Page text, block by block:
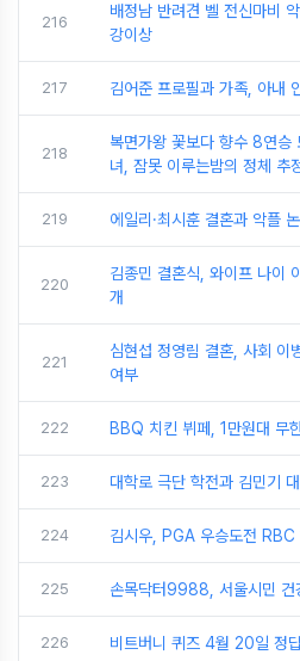
216
배정남 반려견 벨 전신마비
강이상
217 김어준 프로필과 가족, 아내
218
복면가왕 꽃보다 향수 8연승
녀, 잠못 이루는밤의 정체 추
219 에일리·최시훈 결혼과 악플
220
김종민 결혼식, 와이프 나이
개
221
심현섭 정영림 결혼, 사회 이
여부
222 BBQ 치킨 뷔페, 1만원대 무
223 대학로 극단 학전과 김민기
224 김시우, PGA 우승도전
225 손목닥터9988, 서울시민 건
226 비트버니 퀴즈 4월 20일 정